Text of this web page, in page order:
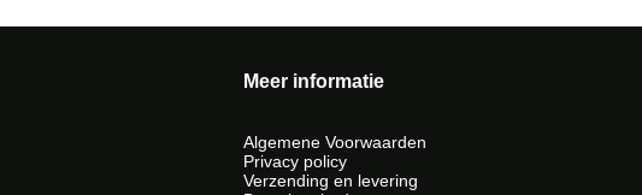
Meer informatie
Algemene Voorwaarden
Privacy policy
Verzending en levering